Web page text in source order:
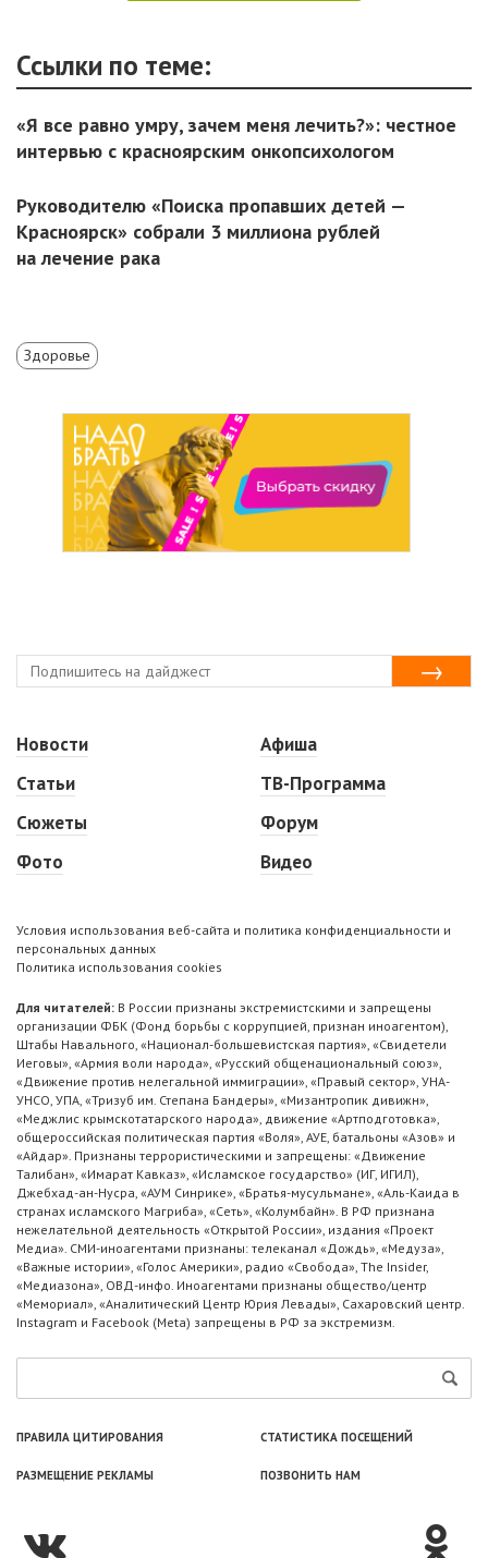
Ссылки по теме:
«Я все равно умру, зачем меня лечить?»: честное
интервью с красноярским онкопсихологом
Руководителю «Поиска пропавших детей —
Красноярск» собрали 3 миллиона рублей
на лечение рака
Здоровье
Новости
Статьи
Сюжеты
Фото
Афиша
ТВ-Программа
Форум
Видео
Условия использования веб-сайта и политика конфиденциальности и
персональных данных
Политика использования cookies
Для читателей: В России признаны экстремистскими и запрещены
организации ФБК (Фонд борьбы с коррупцией, признан иноагентом),
Штабы Навального, «Национал-большевистская партия», «Свидетели
Иеговы», «Армия воли народа», «Русский общенациональный союз»,
«Движение против нелегальной иммиграции», «Правый сектор», УНА-
УНСО, УПА, «Тризуб им. Степана Бандеры», «Мизантропик дивижн»,
«Меджлис крымскотатарского народа», движение «Артподготовка»,
общероссийская политическая партия «Воля», АУЕ, батальоны «Азов» и
«Айдар». Признаны террористическими и запрещены: «Движение
Талибан», «Имарат Кавказ», «Исламское государство» (ИГ, ИГИЛ),
Джебхад-ан-Нусра, «АУМ Синрике», «Братья-мусульмане», «Аль-Каида в
странах исламского Магриба», «Сеть», «Колумбайн». В РФ признана
нежелательной деятельность «Открытой России», издания «Проект
Медиа». СМИ-иноагентами признаны: телеканал «Дождь», «Медуза»,
«Важные истории», «Голос Америки», радио «Свобода», The Insider,
«Медиазона», ОВД-инфо. Иноагентами признаны общество/центр
«Мемориал», «Аналитический Центр Юрия Левады», Сахаровский центр.
Instagram и Facebook (Metа) запрещены в РФ за экстремизм.
ПРАВИЛА ЦИТИРОВАНИЯ СТАТИСТИКА ПОСЕЩЕНИЙ
РАЗМЕЩЕНИЕ РЕКЛАМЫ ПОЗВОНИТЬ НАМ